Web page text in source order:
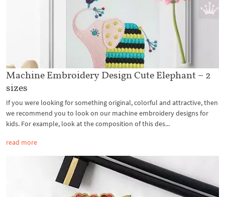
Machine Embroidery Design Cute Elephant – 2
sizes
If you were looking for something original, colorful and attractive, then
we recommend you to look on our machine embroidery designs for
kids. For example, look at the composition of this des...
read more